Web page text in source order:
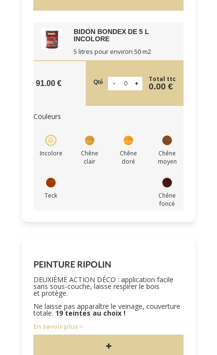
BIDON BONDEX DE 5 L
INCOLORE
5 litres pour environ 50 m2
91.00 € Qté Total ttc
0.00 €
Couleurs
Incolore
Chêne
clair
Chêne
doré
Chêne
moyen
Teck
Chêne
foncé
PEINTURE RIPOLIN
DEUXIÈME ACTION DÉCO : application facile
sans sous-couche, laisse respirer le bois
et protège.
Ne laisse pas apparaître le veinage, couverture
totale. 19 teintes au choix !
En savoir plus